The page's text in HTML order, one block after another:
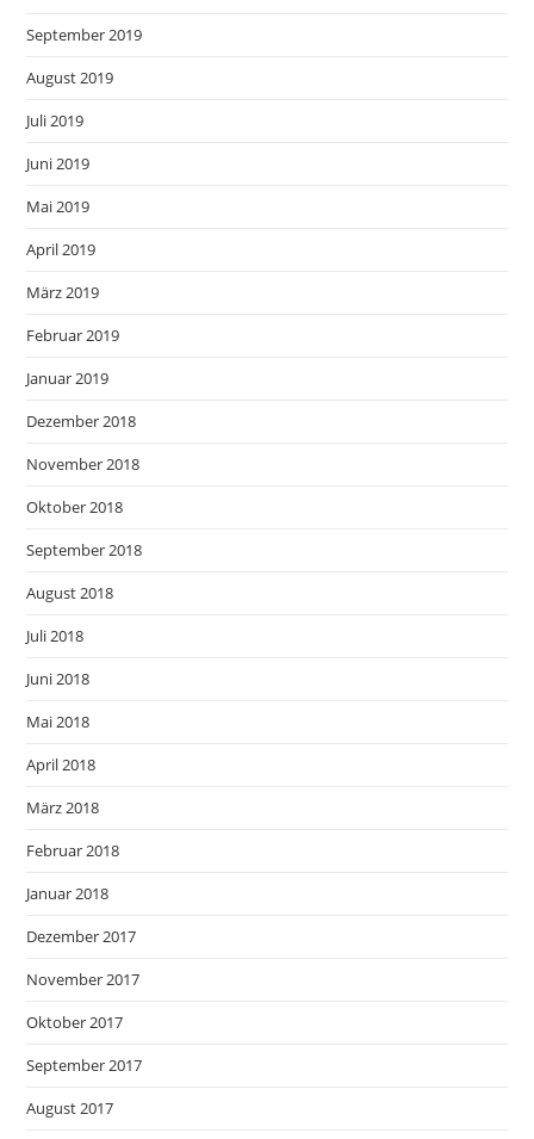
September 2019
August 2019
Juli 2019
Juni 2019
Mai 2019
April 2019
März 2019
Februar 2019
Januar 2019
Dezember 2018
November 2018
Oktober 2018
September 2018
August 2018
Juli 2018
Juni 2018
Mai 2018
April 2018
März 2018
Februar 2018
Januar 2018
Dezember 2017
November 2017
Oktober 2017
September 2017
August 2017